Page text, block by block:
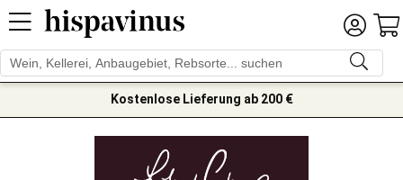
Kostenlose Lieferung ab 200 €